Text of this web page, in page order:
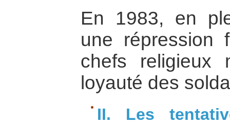
En 1983, en
une répression
chefs religieux
loyauté des
II. Les